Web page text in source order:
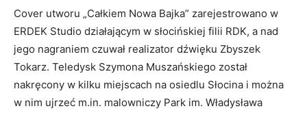
Cover utworu „Całkiem Nowa Bajka” zarejestrowano w
ERDEK Studio działającym w słocińskiej filii RDK, a nad
jego nagraniem czuwał realizator dźwięku Zbyszek
Tokarz. Teledysk Szymona Muszańskiego został
nakręcony w kilku miejscach na osiedlu Słocina i można
w nim ujrzeć m.in. malowniczy Park im. Władysława